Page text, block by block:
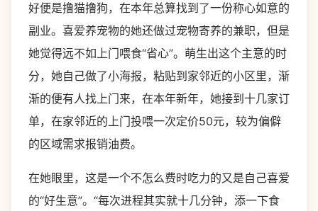
好便是撸猫撸狗，在本年总算找到了一份称心如意的
副业。喜爱养宠物的她还做过宠物寄养的兼职，但是
她觉得远不如上门喂食“省心”。萌生出这个主意的时
分，她自己做了小海报，粘贴到家邻近的小区里，渐
渐的便有人找上门来，在本年新年，她接到十几家订
单，在家邻近的上门投喂一次定价50元，较为偏僻
的区域需求报销油费。
在她眼里，这是一个不怎么费时吃力的又是自己喜爱
的“好生意”。“每次进程其实就十几分钟，添一下食